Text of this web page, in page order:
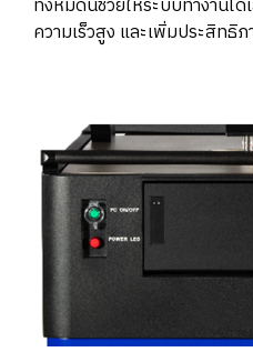
ทั้งหมดนี้ช่วยให้ระบบทำงานไ
ความเร็วสูง และเพิ่มประสิทธิ